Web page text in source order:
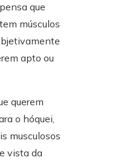
que
músculos
apto ou
querem
o hóquei,
musculosos
vista da